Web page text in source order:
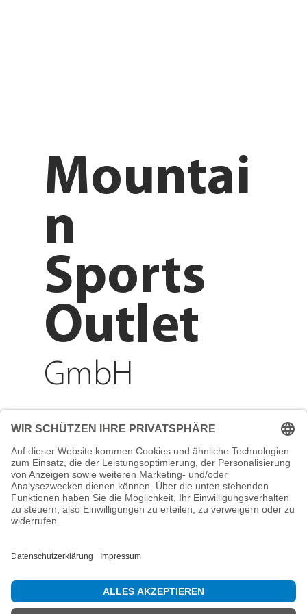
Adresse
Reichenberger Str. 1
84130 Dingolfing
Telefon
info@mountain-sports-
Mountai
n
Sports
Outlet
GmbH